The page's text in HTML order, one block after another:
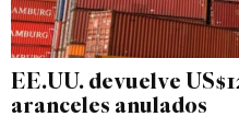
EE.UU. devuelve
aranceles anulados